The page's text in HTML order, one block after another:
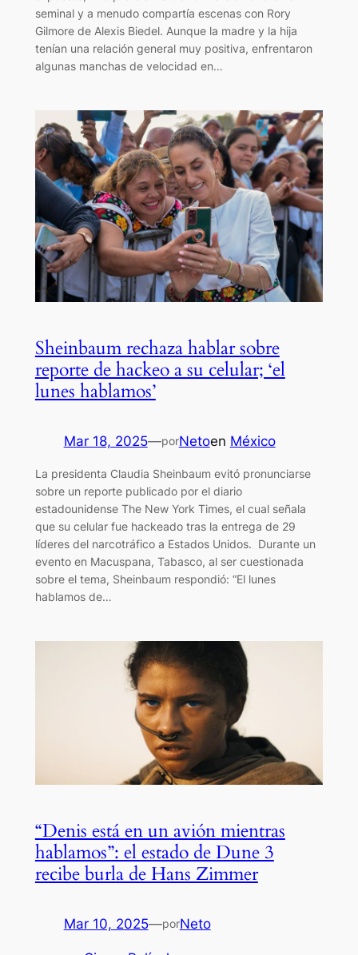
seminal y a menudo compartía escenas con Rory
Gilmore de Alexis Biedel. Aunque la madre y la hija
tenían una relación general muy positiva, enfrentaron
algunas manchas de velocidad en…
Sheinbaum rechaza hablar sobre
reporte de hackeo a su celular; ‘el
lunes hablamos’
Mar 18, 2025—porNetoen México
La presidenta Claudia Sheinbaum evitó pronunciarse
sobre un reporte publicado por el diario
estadounidense The New York Times, el cual señala
que su celular fue hackeado tras la entrega de 29
líderes del narcotráfico a Estados Unidos. Durante un
evento en Macuspana, Tabasco, al ser cuestionada
sobre el tema, Sheinbaum respondió: “El lunes
hablamos de…
“Denis está en un avión mientras
hablamos”: el estado de Dune 3
recibe burla de Hans Zimmer
Mar 10, 2025—porNeto